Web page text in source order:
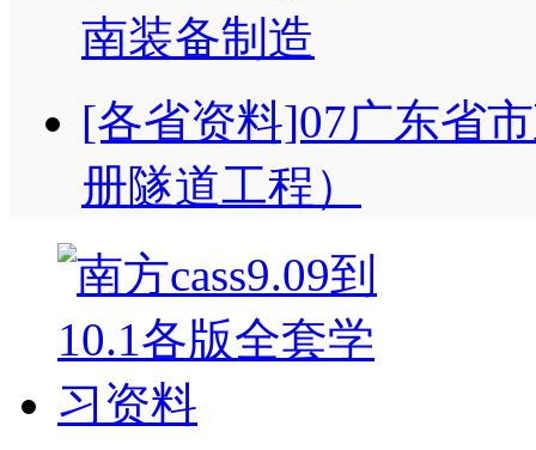
南装备制造
[各省资料]07广东省
册隧道工程）